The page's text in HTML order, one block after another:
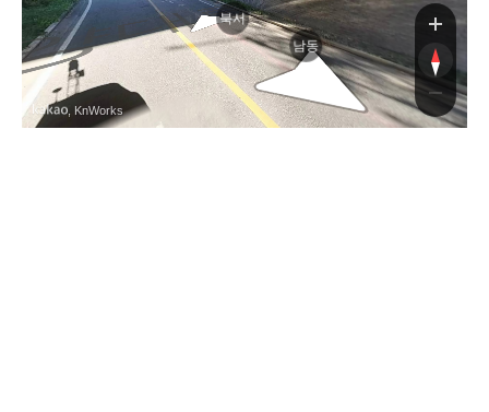
북서
남동
, KnWorks